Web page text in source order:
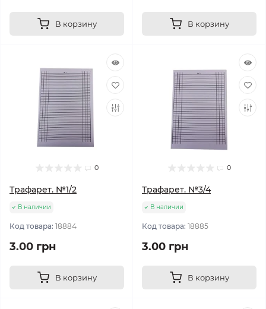
В корзину В корзину
0
Трафарет. №1/2
В наличии
Код товара: 18884
3.00 грн
В корзину
0
Трафарет. №3/4
В наличии
Код товара: 18885
3.00 грн
В корзину